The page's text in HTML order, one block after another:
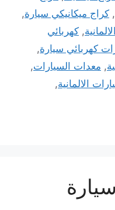
, كراج ميكانيكي سيارة,
, كهربائي
كهربائي سيارة,
, معدات السيارات,
الالمانية,